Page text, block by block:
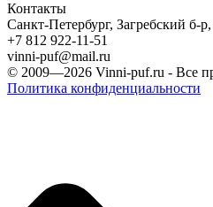
Контакты
Санкт-Петербург, Загребский б-
+7 812 922-11-51
vinni-puf@mail.ru
© 2009—2026 Vinni-puf.ru - Все
Политика конфиденциальности